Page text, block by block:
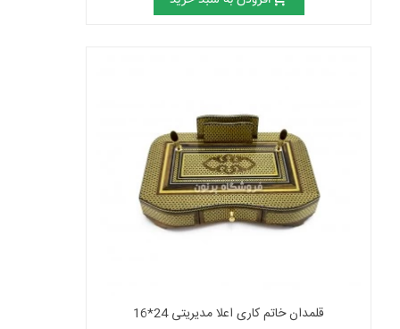
قلمدان خاتم کاری اعلا مدیریتی 24*16